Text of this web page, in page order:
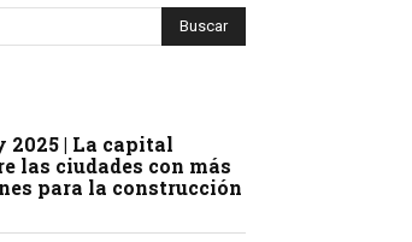
2025 | La capital
las ciudades con más
para la construcción